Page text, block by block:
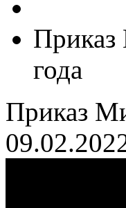
Приказ
года
Приказ